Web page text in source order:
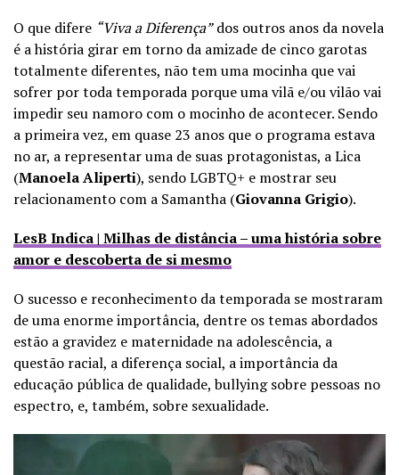
O que difere “Viva a Diferença”dos outros anos da novela
é a história girar em torno da amizade de cinco garotas
totalmente diferentes, não tem uma mocinha que vai
sofrer por toda temporada porque uma vilã e/ou vilão vai
impedir seu namoro com o mocinho de acontecer. Sendo
a primeira vez, em quase 23 anos que o programa estava
no ar, a representar uma de suas protagonistas, a Lica
(Manoela Aliperti), sendo LGBTQ+ e mostrar seu
relacionamento com a Samantha (Giovanna Grigio).
LesB Indica | Milhas de distância – uma história sobre
amor e descoberta de si mesmo
O sucesso e reconhecimento da temporada se mostraram
de uma enorme importância, dentre os temas abordados
estão a gravidez e maternidade na adolescência, a
questão racial, a diferença social, a importância da
educação pública de qualidade, bullying sobre pessoas no
espectro, e, também, sobre sexualidade.